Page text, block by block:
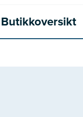
Butikkoversikt